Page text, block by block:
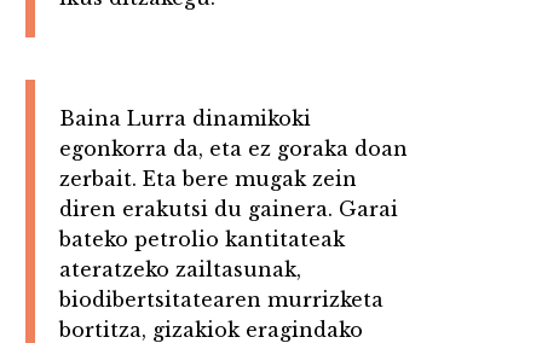
Baina Lurra dinamikoki
egonkorra da, eta ez goraka doan
zerbait. Eta bere mugak zein
diren erakutsi du gainera. Garai
bateko petrolio kantitateak
ateratzeko zailtasunak,
biodibertsitatearen murrizketa
bortitza, gizakiok eragindako